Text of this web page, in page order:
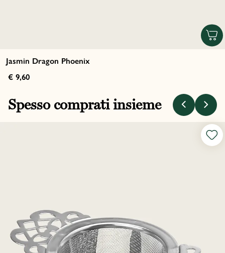
Jasmin Dragon Phoenix
€ 9,60
Spesso comprati insieme